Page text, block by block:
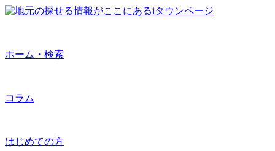
ホーム・検索
コラム
はじめての方